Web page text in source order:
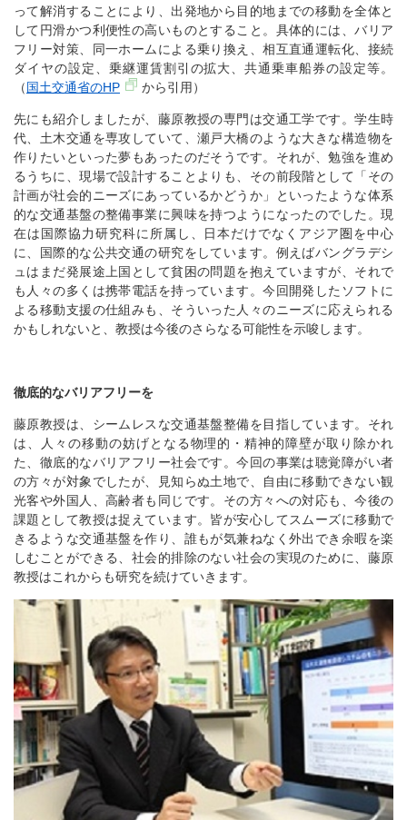
って解消することにより、出発地から目的地までの移動を全体と
して円滑かつ利便性の高いものとすること。具体的には、バリア
フリー対策、同一ホームによる乗り換え、相互直通運転化、接続
ダイヤの設定、乗継運賃割引の拡大、共通乗車船券の設定等。
（国土交通省のHP から引用）
先にも紹介しましたが、藤原教授の専門は交通工学です。学生時
代、土木交通を専攻していて、瀬戸大橋のような大きな構造物を
作りたいといった夢もあったのだそうです。それが、勉強を進め
るうちに、現場で設計することよりも、その前段階として「その
計画が社会的ニーズにあっているかどうか」といったような体系
的な交通基盤の整備事業に興味を持つようになったのでした。現
在は国際協力研究科に所属し、日本だけでなくアジア圏を中心
に、国際的な公共交通の研究をしています。例えばバングラデシ
ュはまだ発展途上国として貧困の問題を抱えていますが、それで
も人々の多くは携帯電話を持っています。今回開発したソフトに
よる移動支援の仕組みも、そういった人々のニーズに応えられる
かもしれないと、教授は今後のさらなる可能性を示唆します。
徹底的なバリアフリーを
藤原教授は、シームレスな交通基盤整備を目指しています。それ
は、人々の移動の妨げとなる物理的・精神的障壁が取り除かれ
た、徹底的なバリアフリー社会です。今回の事業は聴覚障がい者
の方々が対象でしたが、見知らぬ土地で、自由に移動できない観
光客や外国人、高齢者も同じです。その方々への対応も、今後の
課題として教授は捉えています。皆が安心してスムーズに移動で
きるような交通基盤を作り、誰もが気兼ねなく外出でき余暇を楽
しむことができる、社会的排除のない社会の実現のために、藤原
教授はこれからも研究を続けていきます。